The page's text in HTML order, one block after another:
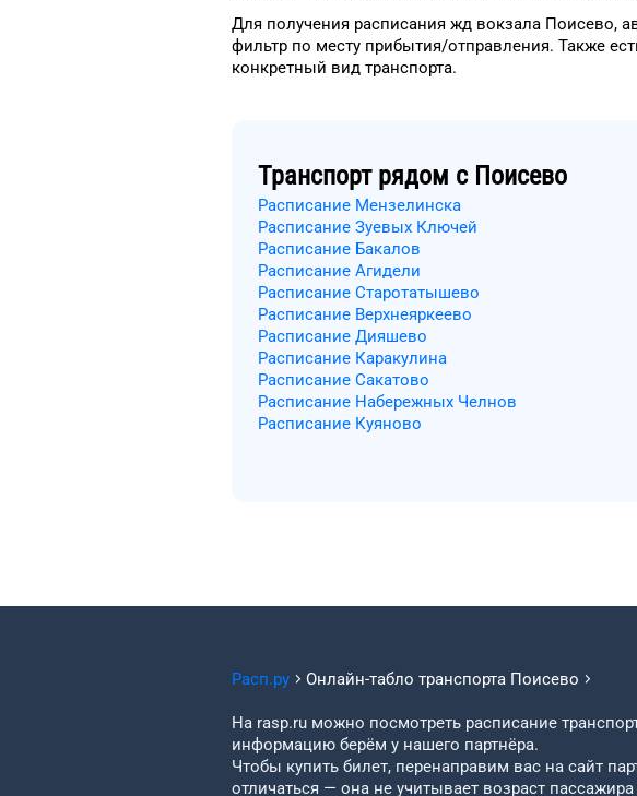
Для получения расписания жд вокзала Поисево,
фильтр по месту прибытия/отправления. Также
конкретный вид транспорта.
Транспорт рядом с Поисево
Расписание Мензелинска
Расписание Зуевых Ключей
Расписание Бакалов
Расписание Агидели
Расписание Старотатышево
Расписание Верхнеяркеево
Расписание Дияшево
Расписание Каракулина
Расписание Сакатово
Расписание Набережных Челнов
Расписание Куяново
Расп.ру Онлайн-табло транспорта Поисево
На rasp.ru можно посмотреть расписание
информацию берём у нашего партнёра.
Чтобы купить билет, перенаправим вас на сайт
отличаться — она не учитывает возраст